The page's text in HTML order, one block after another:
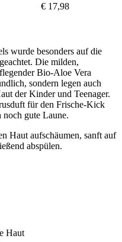
€ 17,98
wurde besonders auf die
Die milden,
Bio-Aloe Vera
sondern legen auch
der Kinder und Teenager.
für den Frische-Kick
noch gute Laune.
Haut aufschäumen, sanft auf
abspülen.
Haut